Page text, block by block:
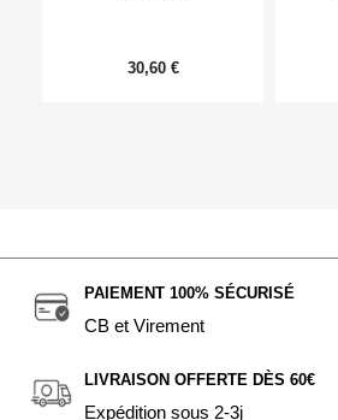
30,60 €
PAIEMENT 100% SÉCURISÉ
CB et Virement
LIVRAISON OFFERTE DÈS 60€
Expédition sous 2-3j